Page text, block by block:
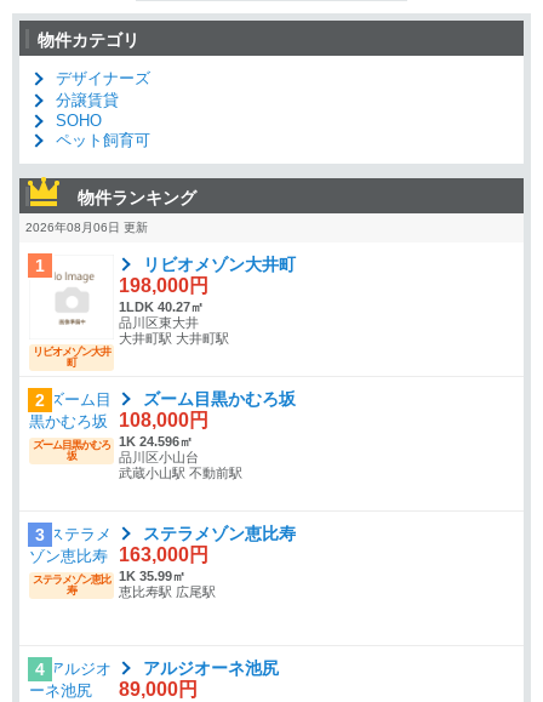
物件カテゴリ
デザイナーズ
分譲賃貸
SOHO
ペット飼育可
物件ランキング
2026年08月06日 更新
1
リビオメゾン大井
町
リビオメゾン大井町
198,000円
1LDK 40.27㎡
品川区東大井
大井町駅 大井町駅
2
ズーム目黒かむろ
坂
ズーム目黒かむろ坂
108,000円
1K 24.596㎡
品川区小山台
武蔵小山駅 不動前駅
3
ステラメゾン恵比
寿
ステラメゾン恵比寿
163,000円
1K 35.99㎡
恵比寿駅 広尾駅
4 アルジオーネ池尻
89,000円